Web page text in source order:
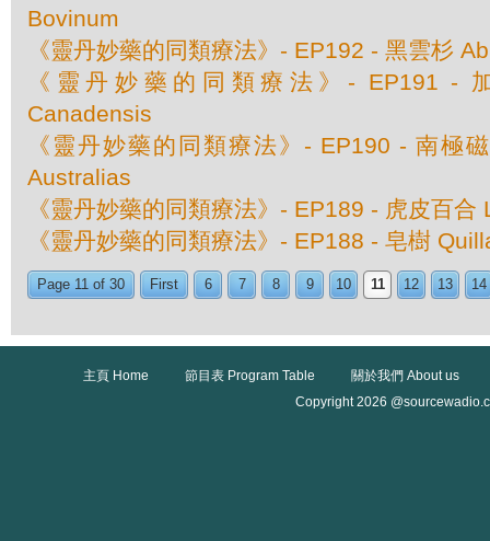
Bovinum
《靈丹妙藥的同類療法》- EP192 - 黑雲杉
《靈丹妙藥的同類療法》- EP191 -
Canadensis
《靈丹妙藥的同類療法》- EP190 - 南極
Australias
《靈丹妙藥的同類療法》- EP189 - 虎皮百
《靈丹妙藥的同類療法》- EP188 - 皂樹
Page 11 of 30 First 6 7 8 9 10 11 12 13 14
主頁 Home 節目表 Program Table
關於我們 About us
Copyright 2026